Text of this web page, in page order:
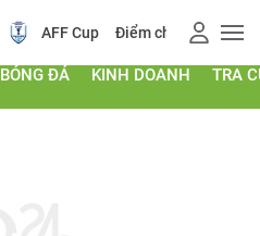
AFF Cup Điểm chuẩn 2026
BÓNG ĐÁ KINH DOANH TRA